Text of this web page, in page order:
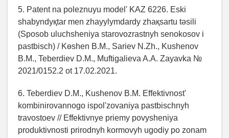
5. Patent na poleznuyu model' KAZ 6226. Eskі
shabyndyқtar men zhayylymdardy zhaқsartu tәsіlі
(Sposob uluchsheniya starovozrastnyh senokosov i
pastbisch) / Kөshen B.M., Sariev N.Zh., Kushenov
B.M., Teberdiev D.M., Muftigalieva A.A. Zayavka №
2021/0152.2 ot 17.02.2021.
6. Teberdiev D.M., Kushenov B.M. Effektivnost'
kombinirovannogo ispol'zovaniya pastbischnyh
travostoev // Effektivnye priemy povysheniya
produktivnosti prirodnyh kormovyh ugodiy po zonam